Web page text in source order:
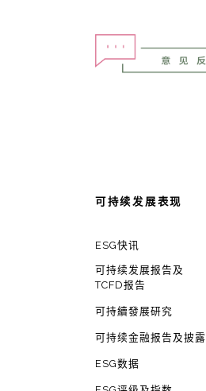
可持续发展表现
ESG快讯
可持续发展报告及
TCFD报告
可持續發展研究
可持续金融报告及披露
ESG数据